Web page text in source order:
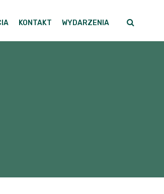
KONTAKT WYDARZENIA